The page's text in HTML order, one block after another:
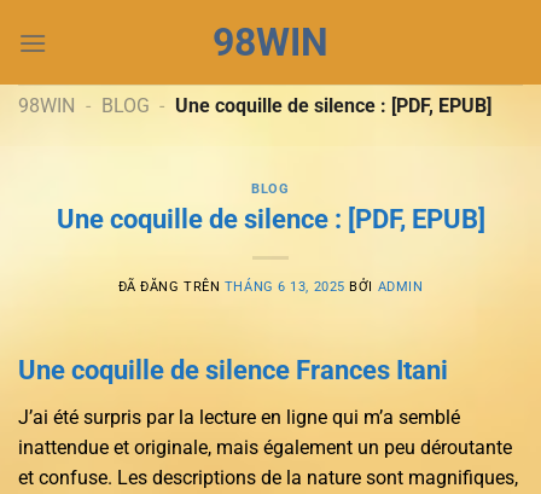
đến
dung
98WIN
98WIN - BLOG - Une coquille de silence : [PDF, EPUB]
BLOG
Une coquille de silence : [PDF, EPUB]
ĐÃ ĐĂNG TRÊN THÁNG 6 13, 2025 BỞI ADMIN
Une coquille de silence Frances Itani
J’ai été surpris par la lecture en ligne qui m’a semblé
inattendue et originale, mais également un peu déroutante
et confuse. Les descriptions de la nature sont magnifiques,